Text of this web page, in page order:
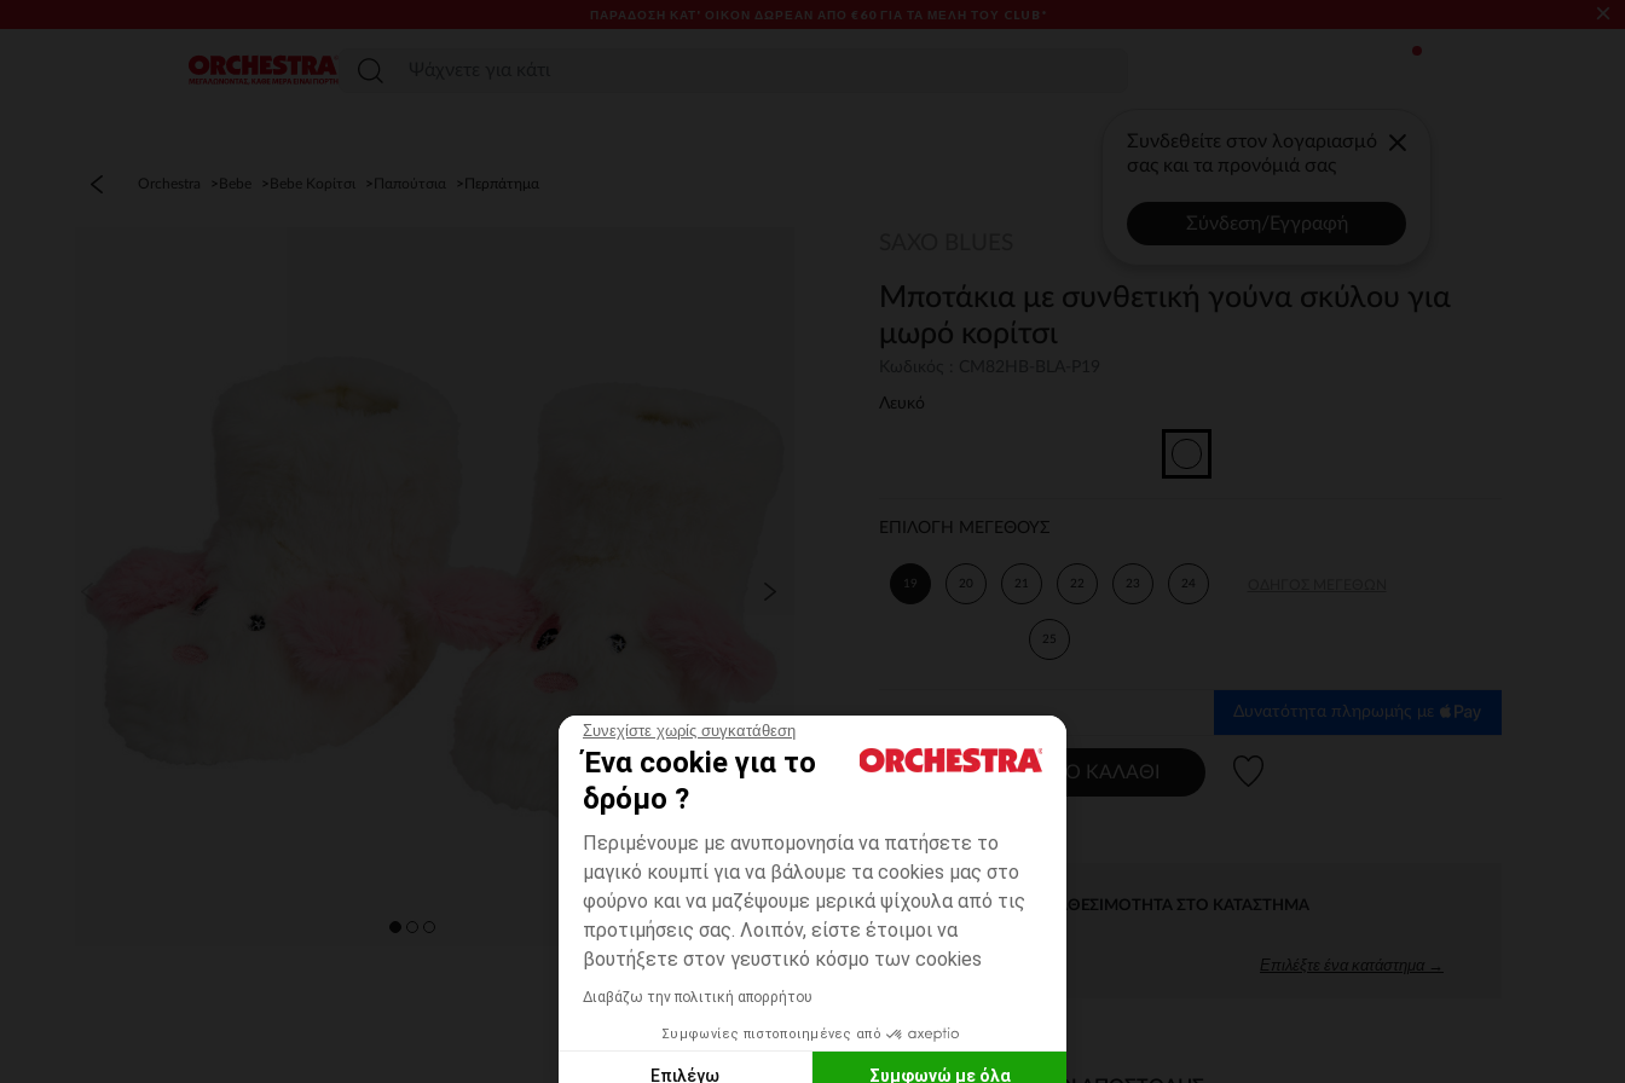
Συνεχίστε χωρίς συγκατάθεση
Ένα cookie για το
δρόμο ?
Περιμένουμε με ανυπομονησία να πατήσετε το
μαγικό κουμπί για να βάλουμε τα cookies μας στο
φούρνο και να μαζέψουμε μερικά ψίχουλα από τις
προτιμήσεις σας. Λοιπόν, είστε έτοιμοι να
βουτήξετε στον γευστικό κόσμο των cookies
Διαβάζω την πολιτική απορρήτου
Συμφωνίες πιστοποιημένες από
Επιλέγω Συμφωνώ με όλα
ΠΑΡΆΔΟΣΗ ΚΑΤ' ΟΊΚΟΝ ΔΩΡΕΑΝ ΑΠΌ €60 ΓΙΑ ΤΑ ΜΈΛΗ ΤΟΥ CLUB* ×
Μενού
Συνδεθείτε στον λογαριασμό
σας και τα προνόμιά σας
Σύνδεση/Εγγραφή
Orchestra Bebe Bebe Κορίτσι Παπούτσια Περπάτημα
Μποτάκια με συνθετική γούνα σκύλου για
μωρό κορίτσι
Λευκό
ΕΠΙΛΟΓΗ ΜΕΓΕΘΟΥΣ
19 20 21 22 23 24
25
Δυνατότητα πληρωμής με
ΠΡΟΣΘΉΚΗ ΣΤΟ ΚΑΛΆΘΙ
ΆΜΕΣΗ ΔΙΑΘΕΣΙΜΌΤΗΤΑ ΣΤΟ ΚΑΤΆΣΤΗΜΑ
Επιλέξτε ένα κατάστημα →